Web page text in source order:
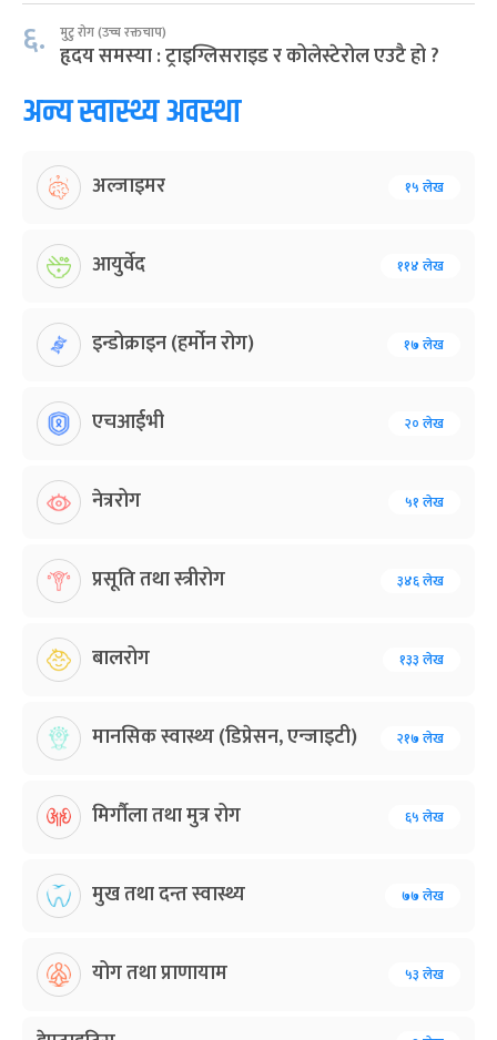
६. मुटु रोग (उच्च रक्तचाप)
हृदय समस्या : ट्राइग्लिसराइड र कोलेस्टेरोल एउटै हो ?
अन्य स्वास्थ्य अवस्था
अल्जाइमर १५ लेख
आयुर्वेद ११४ लेख
इन्डोक्राइन (हर्मोन रोग) १७ लेख
एचआईभी २० लेख
नेत्ररोग ५१ लेख
प्रसूति तथा स्त्रीरोग ३४६ लेख
बालरोग १३३ लेख
मानसिक स्वास्थ्य (डिप्रेसन, एन्जाइटी) २१७ लेख
मिर्गौला तथा मुत्र रोग ६५ लेख
मुख तथा दन्त स्वास्थ्य ७७ लेख
योग तथा प्राणायाम ५३ लेख